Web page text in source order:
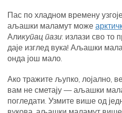
Пас по хладном времену
аљашки маламут може
Аликупац пази: излази сво то
даје изглед вука! Аљашки
онда још мало.
Ако тражите љупко, лојално,
вам не сметају — аљашки
погледати. Узмите више од